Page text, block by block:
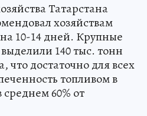
Татарстана
хозяйствам
10-14 дней. Крупные
140 тыс. тонн
что достаточно для всех
топливом в
среднем 60% от